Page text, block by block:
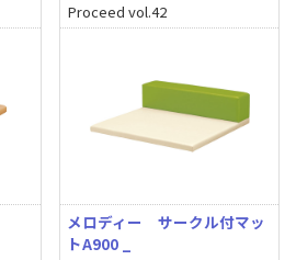
Proceed vol.42
メロディー サークル付マッ
トA900 _